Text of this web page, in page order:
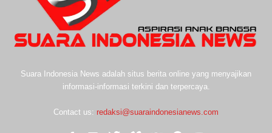
Suara Indonesia News adalah situs berita online yang menyajikan
informasi-informasi terkini dan terpercaya.
Contact us: redaksi@suaraindonesianews.com